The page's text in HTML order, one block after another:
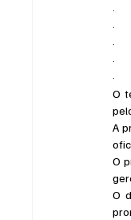
·
·
·
·
·
O
A
O
O